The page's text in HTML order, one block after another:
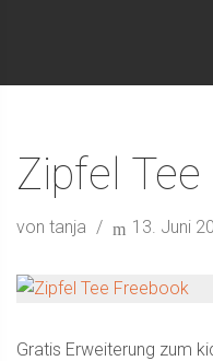
Zipfel
von tanja 13. Juni
Gratis Erweiterung zum